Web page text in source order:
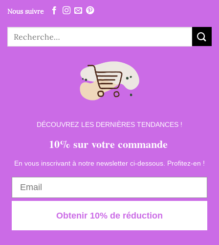
Nous suivre
Recherche
pour :
DÉCOUVREZ LES DERNIÈRES TENDANCES !
10% sur votre commande
En vous inscrivant à notre newsletter ci-dessous. Profitez-en !
Obtenir 10% de réduction